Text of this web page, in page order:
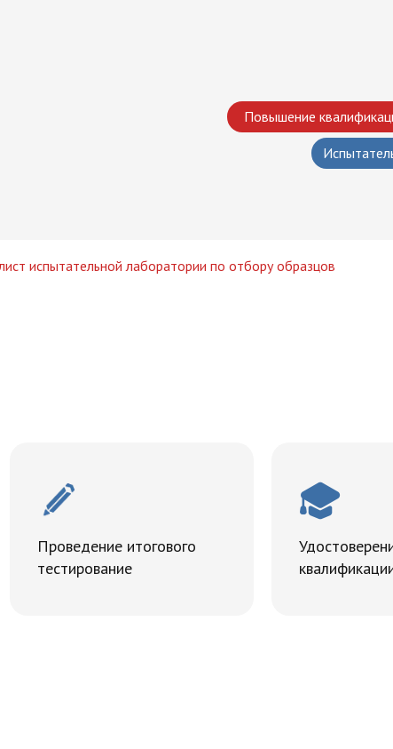
Повышение
испытательной лаборатории по отбору образцов
Проведение итогового
тестирование